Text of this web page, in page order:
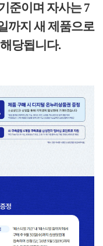
준이며 자사는 7
까지 새 제품으로
당됩니다.